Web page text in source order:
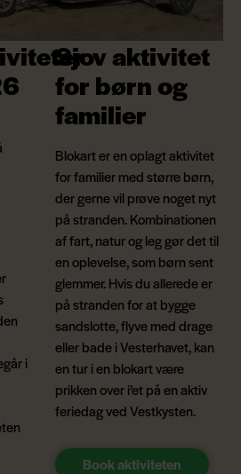
i
Sjov aktivitet
for børn og
familier
Blokart er en oplagt aktivitet
for familier med større børn,
der gerne vil prøve noget nyt
på stranden. Kombinationen
af fart, natur og leg gør det til
en oplevelse, som børn sent
glemmer. Hvis du allerede er
på stranden for at bygge
sandslotte, flyve med drage
eller bade i Vesterhavet, kan
en tur i en blokart være
prikken over i’et på en aktiv
feriedag ved Vestkysten.
Book aktiviteten